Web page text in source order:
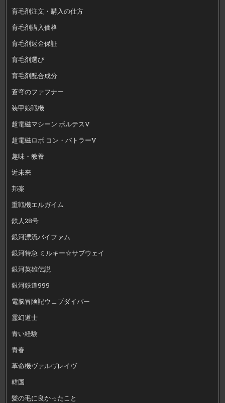
育毛剤注文・購入の仕方
育毛剤購入価格
育毛剤返金保証
育毛剤選び
育毛剤配合成分
蒼穹のファフナー
装甲娘戦機
超電磁マシーン ボルテスV
超電磁ロボ コン・バトラーV
趣味・教養
近未来
邦楽
重戦機エルガイム
鉄人28号
銀河漂流バイファム
銀河特急 ミルキー☆サブウェイ
銀河英雄伝説
銀河鉄道999
電脳冒険記ウェブダイバー
霊幻道士
青い経験
青春
革命機ヴァルヴレイヴ
韓国
髪の毛に良かったこと